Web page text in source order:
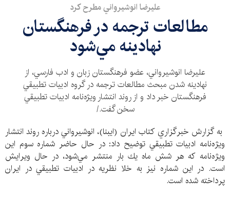
عليرضا انوشيرواني مطرح كرد
مطالعات ترجمه در فرهنگستان
نهادينه مي‌شود
عليرضا انوشيرواني، عضو فرهنگستان زبان و ادب فارسي، از
نهادينه شدن مبحث مطالعات ترجمه در گروه ادبيات تطبيقي
فرهنگستان خبر داد و از روند انتشار ويژه‌نامه ادبيات تطبيقي
سخن گفت./
به گزارش خبرگزاري كتاب ايران (ايبنا)، انوشيرواني درباره روند انتشار
ويژه‌نامه ادبيات تطبيقي توضيح داد: در حال حاضر شماره سوم اين
ويژه‌نامه كه هر شش ماه يك بار منتشر مي‌شود، در حال ويرايش
است. در اين شماره نيز به خلا نظريه در ادبيات تطبيقي در ايران
پرداخته شده است.